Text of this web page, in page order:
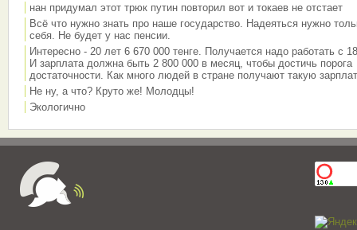
нан придумал этот трюк путин повторил вот и токаев не отстает
Всё что нужно знать про наше государство. Надеяться нужно
себя. Не будет у нас пенсии.
Интересно - 20 лет 6 670 000 тенге. Получается надо работать с
И зарплата должна быть 2 800 000 в месяц, чтобы достичь порога
достаточности. Как много людей в стране получают такую
Не ну, а что? Круто же! Молодцы!
Экологично